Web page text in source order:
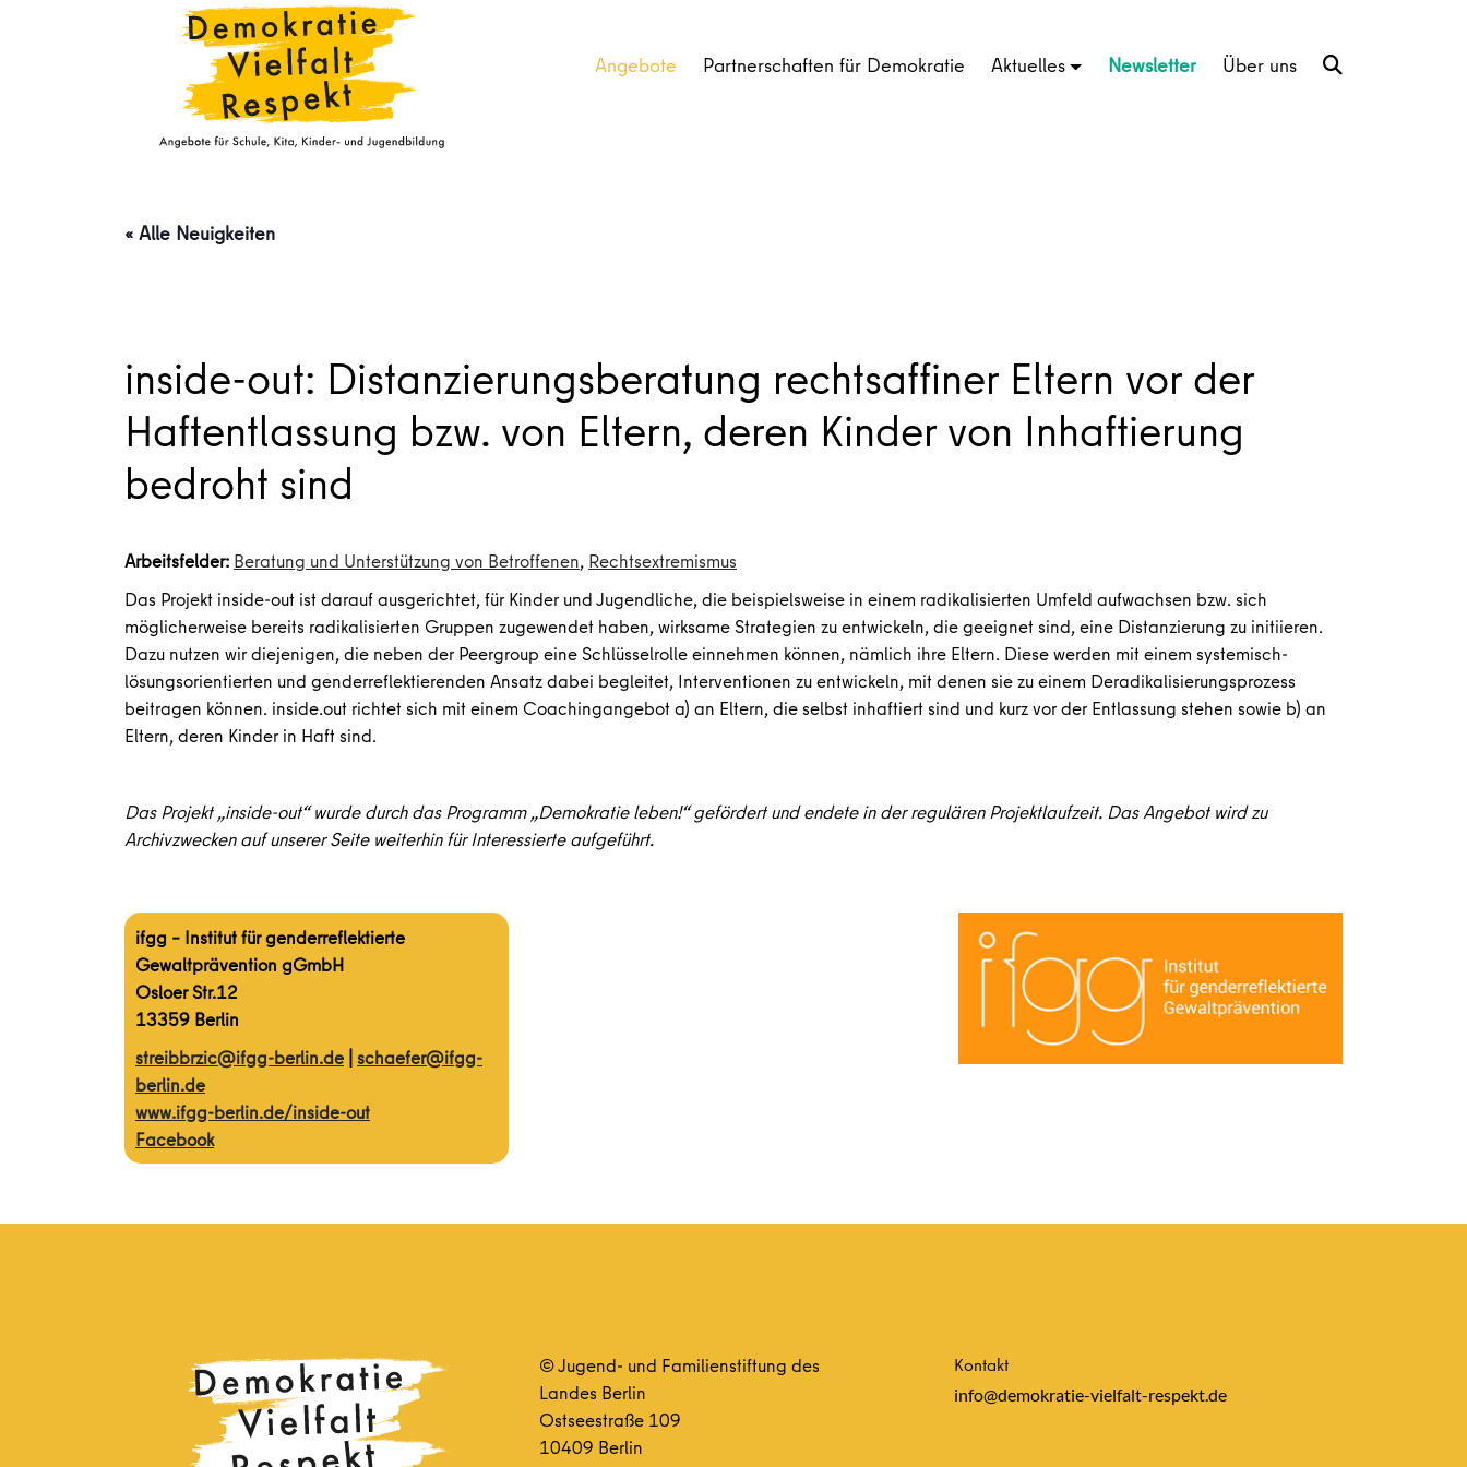
Angebote Partnerschaften für Demokratie Aktuelles Newsletter Über uns
« Alle Neuigkeiten
inside-out: Distanzierungsberatung rechtsaffiner Eltern vor der
Haftentlassung bzw. von Eltern, deren Kinder von Inhaftierung
bedroht sind
Arbeitsfelder: Beratung und Unterstützung von Betroffenen, Rechtsextremismus
Das Projekt inside-out ist darauf ausgerichtet, für Kinder und Jugendliche, die beispielsweise in einem radikalisierten Umfeld aufwachsen bzw. sich
möglicherweise bereits radikalisierten Gruppen zugewendet haben, wirksame Strategien zu entwickeln, die geeignet sind, eine Distanzierung zu initiieren.
Dazu nutzen wir diejenigen, die neben der Peergroup eine Schlüsselrolle einnehmen können, nämlich ihre Eltern. Diese werden mit einem systemisch-
lösungsorientierten und genderreflektierenden Ansatz dabei begleitet, Interventionen zu entwickeln, mit denen sie zu einem Deradikalisierungsprozess
beitragen können. inside.out richtet sich mit einem Coachingangebot a) an Eltern, die selbst inhaftiert sind und kurz vor der Entlassung stehen sowie b) an
Eltern, deren Kinder in Haft sind.
Das Projekt „inside-out“ wurde durch das Programm „Demokratie leben!“ gefördert und endete in der regulären Projektlaufzeit. Das Angebot wird zu
Archivzwecken auf unserer Seite weiterhin für Interessierte aufgeführt.
ifgg – Institut für genderreflektierte
Gewaltprävention gGmbH
Osloer Str.12
13359 Berlin
streibbrzic@ifgg-berlin.de |schaefer@ifgg-
berlin.de
www.ifgg-berlin.de/inside-out
Facebook
© Jugend- und Familienstiftung des
Landes Berlin
Ostseestraße 109
10409 Berlin
Kontakt
info@demokratie-vielfalt-respekt.de